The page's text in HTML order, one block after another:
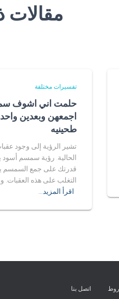
تفسيرات مختلفة
حلمت اني اشوف
اجمعهن وبعدين
طحينيه
تشير الرؤية إلى وجود
الحالية. رؤية سمسم أسود
قدرتك على جمع السمسم
التغلب على هذه
اقرأ المزيد…
اتصل بنا